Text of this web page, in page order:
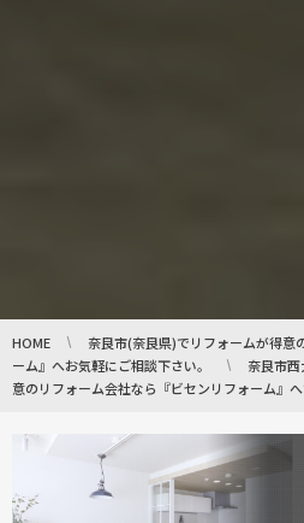
HOME
奈良市(奈良県)でリフォームが得意
ーム』へお気軽にご相談下さい。
奈良市
意のリフォーム会社なら『ビセンリフォーム』へ